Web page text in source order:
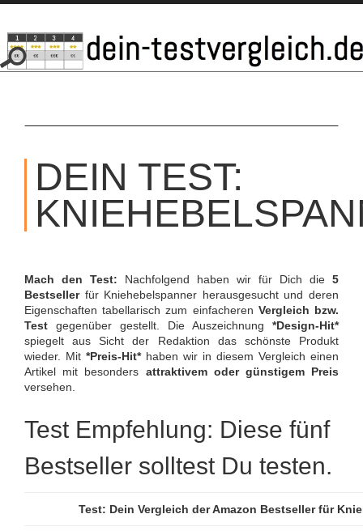
SKIP
CONTENT
DEIN TEST:
Mach den Test: Nachfolgend haben wir für Dich die 5
Bestsellerfür Kniehebelspanner herausgesucht und deren
Eigenschaften tabellarisch zum einfacheren Vergleich bzw.
Test gegenüber gestellt. Die Auszeichnung *Design-Hit*
spiegelt aus Sicht der Redaktion das schönste Produkt
wieder. Mit *Preis-Hit*haben wir in diesem Vergleich einen
Artikel mit besonders attraktivem oder günstigem Preis
versehen.
Test Empfehlung: Diese fünf
Bestseller solltest Du testen.
Test: Dein Vergleich der Amazon Bestseller für